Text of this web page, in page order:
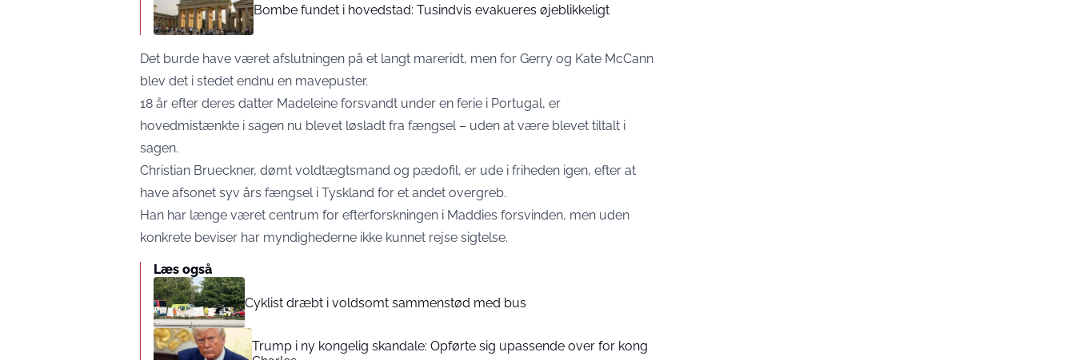
Bombe fundet i hovedstad: Tusindvis evakueres øjeblikkeligt
Det burde have været afslutningen på et langt mareridt, men for Gerry og Kate McCann
blev det i stedet endnu en mavepuster.
18 år efter deres datter Madeleine forsvandt under en ferie i Portugal, er
hovedmistænkte i sagen nu blevet løsladt fra fængsel – uden at være blevet tiltalt i
sagen.
Christian Brueckner, dømt voldtægtsmand og pædofil, er ude i friheden igen, efter at
have afsonet syv års fængsel i Tyskland for et andet overgreb.
Han har længe været centrum for efterforskningen i Maddies forsvinden, men uden
konkrete beviser har myndighederne ikke kunnet rejse sigtelse.
Læs også
Cyklist dræbt i voldsomt sammenstød med bus
Trump i ny kongelig skandale: Opførte sig upassende over for kong